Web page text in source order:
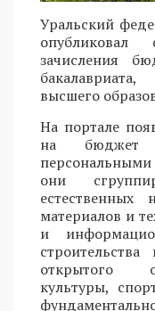
Уральский
опубликовал
зачисления
высшего
На портале
на бюджет
они
материалов и
и
открытого
культуры,